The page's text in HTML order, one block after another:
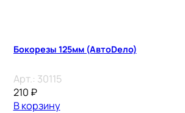
Бокорезы 125мм (АвтоDело)
Арт.: 30115
210 ₽
В корзину